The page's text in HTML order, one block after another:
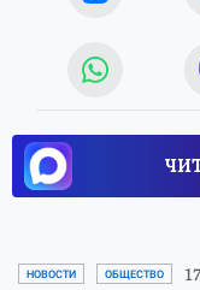
НОВОСТИ ОБЩЕСТВО